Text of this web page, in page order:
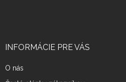
INFORMÁCIE PRE VÁS
O nás